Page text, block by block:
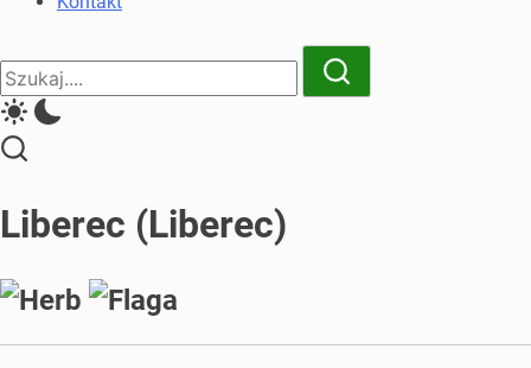
Close
Search
Search
Liberec (Liberec)